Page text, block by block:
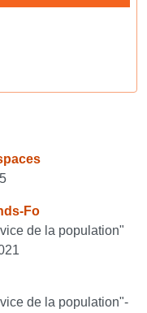
Fo
de la population"
de la population"-